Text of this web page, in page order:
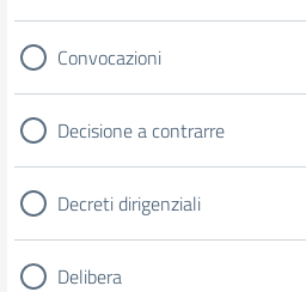
Convocazioni
Decisione a contrarre
Decreti dirigenziali
Delibera